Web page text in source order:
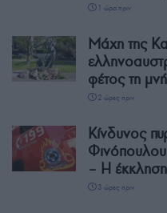
1 ώρα πριν
Μάχη της
φέτος τη
2 ώρες πριν
Κίνδυνος
– Η
3 ώρες πριν